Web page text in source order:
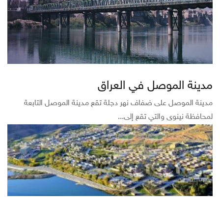
مدينة الموصل في العراق
مدينة الموصل على ضفاف نهر دجلة تقع مدينة الموصل التابعة
لمحافظة نينوى والتي تقع إلى...